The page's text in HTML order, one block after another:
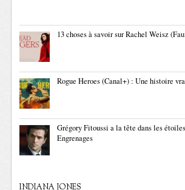
13 choses à savoir sur Rachel Weisz
Rogue Heroes (Canal+) : Une histoire
Grégory Fitoussi a la tête dans les
Engrenages